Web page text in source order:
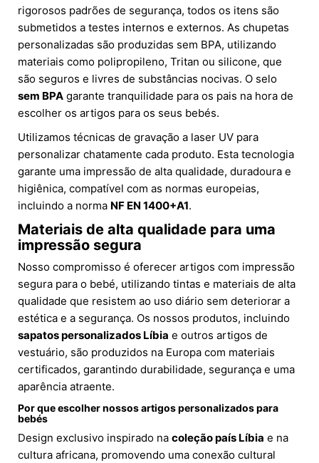
rigorosos padrões de segurança, todos os itens são
submetidos a testes internos e externos. As chupetas
personalizadas são produzidas sem BPA, utilizando
materiais como polipropileno, Tritan ou silicone, que
são seguros e livres de substâncias nocivas. O selo
sem BPA garante tranquilidade para os pais na hora de
escolher os artigos para os seus bebés.
Utilizamos técnicas de gravação a laser UV para
personalizar chatamente cada produto. Esta tecnologia
garante uma impressão de alta qualidade, duradoura e
higiênica, compatível com as normas europeias,
incluindo a norma NF EN 1400+A1.
Materiais de alta qualidade para uma
impressão segura
Nosso compromisso é oferecer artigos com impressão
segura para o bebé, utilizando tintas e materiais de alta
qualidade que resistem ao uso diário sem deteriorar a
estética e a segurança. Os nossos produtos, incluindo
sapatos personalizados Líbia e outros artigos de
vestuário, são produzidos na Europa com materiais
certificados, garantindo durabilidade, segurança e uma
aparência atraente.
Por que escolher nossos artigos personalizados para
bebés
Design exclusivo inspirado na coleção país Líbia e na
cultura africana, promovendo uma conexão cultural